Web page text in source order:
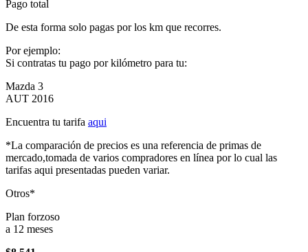
Pago total
De esta forma solo pagas por los km que recorres.
Por ejemplo:
Si contratas tu pago por kilómetro para tu:
Mazda 3
AUT 2016
Encuentra tu tarifa aqui
*La comparación de precios es una referencia de primas de
mercado,tomada de varios compradores en línea por lo cual las
tarifas aqui presentadas pueden variar.
Otros*
Plan forzoso
a 12 meses